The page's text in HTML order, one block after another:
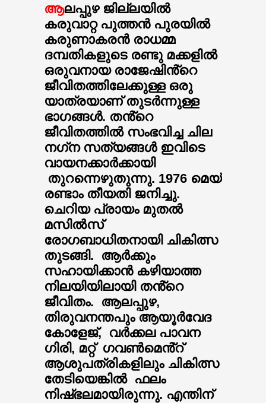
ആലപ്പുഴ ജില്ലയിൽ
കരുവാറ്റ പുത്തൻ പുരയിൽ
കരുണാകരൻ രാധമ്മ
ദമ്പതികളുടെ രണ്ടു മക്കളിൽ
ഒരുവനായ രാജേഷിൻ്റെ
ജീവിതത്തിലേക്കുള്ള ഒരു
യാത്രയാണ് തുടർന്നുള്ള
ഭാഗങ്ങൾ. തൻ്റെ
ജീവിതത്തിൽ സംഭവിച്ച ചില
നഗ്‌ന സത്യങ്ങൾ ഇവിടെ
വായനക്കാർക്കായി
തുറന്നെഴുതുന്നു. 1976 മെയ്
രണ്ടാം തീയതി ജനിച്ചു.
ചെറിയ പ്രായം മുതൽ
മസിൽസ്
രോഗബാധിതനായി ചികിത്സ
തുടങ്ങി. ആർക്കും
സഹായിക്കാൻ കഴിയാത്ത
നിലയിയിലായി തൻ്റെ
ജീവിതം. ആലപ്പുഴ,
തിരുവനന്തപും ആയൂർവേദ
കോളേജ്, വർക്കല പാവന
ഗിരി, മറ്റ് ഗവൺമെൻ്റ്
ആശുപത്രികളിലും ചികിത്സ
തേടിയെങ്കിൽ ഫലം
നിഷ്ഭലമായിരുന്നു. എന്തിന്